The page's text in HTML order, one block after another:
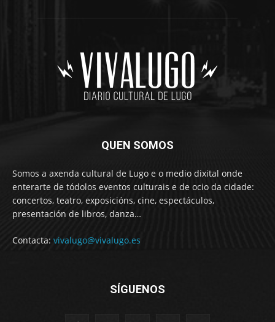
QUEN SOMOS
Somos a axenda cultural de Lugo e o medio dixital onde
enterarte de tódolos eventos culturais e de ocio da cidade:
concertos, teatro, exposicións, cine, espectáculos,
presentación de libros, danza…
Contacta: vivalugo@vivalugo.es
SÍGUENOS